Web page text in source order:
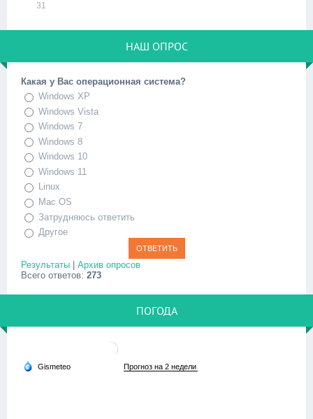
31
НАШ ОПРОС
Какая у Вас операционная система?
Windows XP
Windows Vista
Windows 7
Windows 8
Windows 10
Windows 11
Linux
Mac OS
Затрудняюсь ответить
Другое
Результаты | Архив опросов
Всего ответов: 273
ПОГОДА